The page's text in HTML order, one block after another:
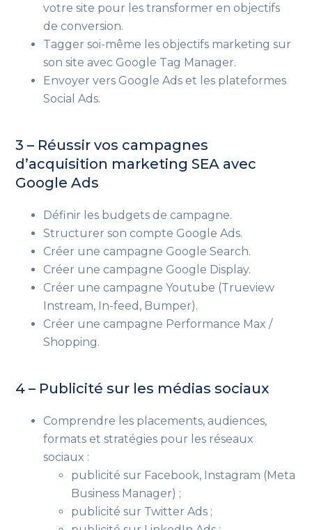
votre site pour les transformer en objectifs
de conversion.
Tagger soi-même les objectifs marketing sur
son site avec Google Tag Manager.
Envoyer vers Google Ads et les plateformes
Social Ads.
3 – Réussir vos campagnes
d’acquisition marketing SEA avec
Google Ads
Définir les budgets de campagne.
Structurer son compte Google Ads.
Créer une campagne Google Search.
Créer une campagne Google Display.
Créer une campagne Youtube (Trueview
Instream, In-feed, Bumper).
Créer une campagne Performance Max /
Shopping.
4 – Publicité sur les médias sociaux
Comprendre les placements, audiences,
formats et stratégies pour les réseaux
sociaux :
publicité sur Facebook, Instagram (Meta
Business Manager) ;
publicité sur Twitter Ads ;